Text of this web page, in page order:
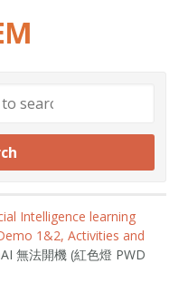
Intelligence learning
1&2, Activities and
無法開機 (紅色燈 PWD